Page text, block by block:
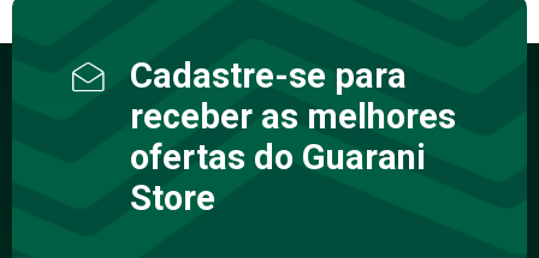
Cadastre-se para
receber as melhores
ofertas do Guarani
Store